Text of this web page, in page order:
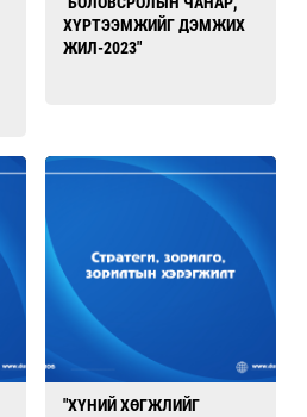
ХҮРТЭЭМЖИЙГ ДЭМЖИХ
ЖИЛ-2023"
"ХҮНИЙ ХӨГЖЛИЙГ